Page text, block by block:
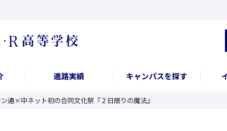
進路実績 キャンパスを探す
ン通×中ネット初の合同文化祭『２日限りの魔法』